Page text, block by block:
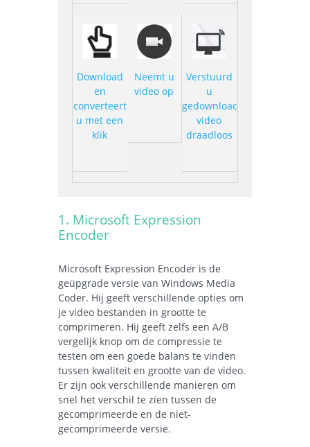
Download
en
converteert
u met een
klik
Neemt u
video op
Verstuurd
u
gedownloade
video
draadloos
1. Microsoft Expression
Encoder
Microsoft Expression Encoder is de
geüpgrade versie van Windows Media
Coder. Hij geeft verschillende opties om
je video bestanden in grootte te
comprimeren. Hij geeft zelfs een A/B
vergelijk knop om de compressie te
testen om een goede balans te vinden
tussen kwaliteit en grootte van de video.
Er zijn ook verschillende manieren om
snel het verschil te zien tussen de
gecomprimeerde en de niet-
gecomprimeerde versie.